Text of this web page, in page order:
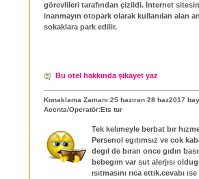
görevlileri tarafından çizildi. İnternet
inanmayın otopark olarak kullanılan alan
sokaklara park edilir.
Bu otel hakkında şikayet yaz
Konaklama Zamanı:25 hazıran 28 haz2017
Acenta/Operatör:Ets tur
Tek kelımeyle berbat bır
Persenol egıtımsız ve cok
degıl de bıran once gıdın
bebegım var sut alerjısı
ısıtmasını rıca ettık.cevabı